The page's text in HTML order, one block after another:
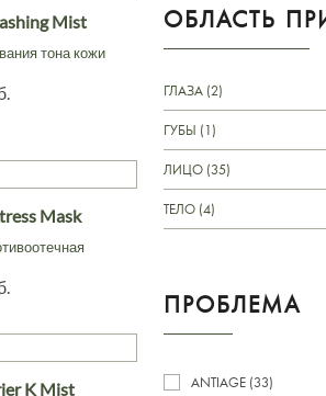
Mist
тона кожи
Mask
K Mist
ОБЛАСТЬ
ГЛАЗА (2)
ГУБЫ (1)
ЛИЦО (35)
ТЕЛО (4)
ПРОБЛЕМА
ANTIAGE (33)